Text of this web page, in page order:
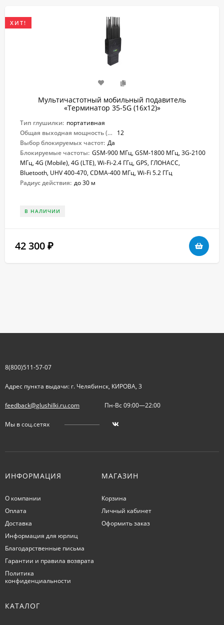
ХИТ!
Мультичастотный мобильный подавитель
«Терминатор 35-5G (16х12)»
Тип глушилки: портативная
Общая выходная мощность (Вт):
12
Выбор блокируемых частот: Да
Блокируемые частоты: GSM-900 МГц, GSM-1800 МГц, 3G-2100
МГц, 4G (Mobile), 4G (LTE), Wi-Fi-2.4 ГГц, GPS, ГЛОНАСС,
Bluetooth, UHV 400-470, CDMA-400 МГц, Wi-Fi 5.2 ГГц
Радиус действия: до 30 м
В НАЛИЧИИ
42 300 ₽
8(800)511-57-07
Адрес пункта выдачи: г. Челябинск, КИРОВА, 3
feedback@glushilki.ru.com Пн-Вс 09:00—22:00
Мы в соц.сетях
ИНФОРМАЦИЯ
О компании
Оплата
Доставка
Информация для юрлиц
Благодарственные письма
Гарантии и правила возврата
Политика
конфиденциальности
МАГАЗИН
Корзина
Личный кабинет
Оформить заказ
КАТАЛОГ